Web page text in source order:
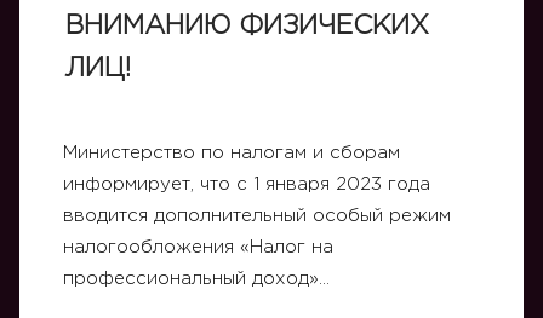
ВНИМАНИЮ ФИЗИЧЕСКИХ
ЛИЦ!
Министерство по налогам и сборам
информирует, что с 1 января 2023 года
вводится дополнительный особый режим
налогообложения «Налог на
профессиональный доход»…